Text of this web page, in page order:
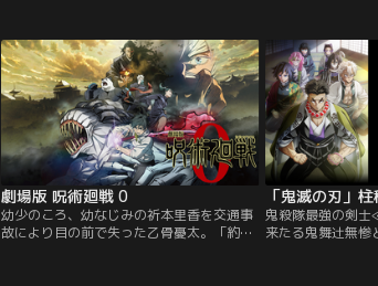
なホームドラマが誕生する。
劇場版 呪術廻戦 0
幼少のころ、幼なじみの祈本里香を交通事
故により目の前で失った乙骨憂太。「約束
「鬼滅の刃」
鬼殺隊最強の剣
来たる鬼舞辻無